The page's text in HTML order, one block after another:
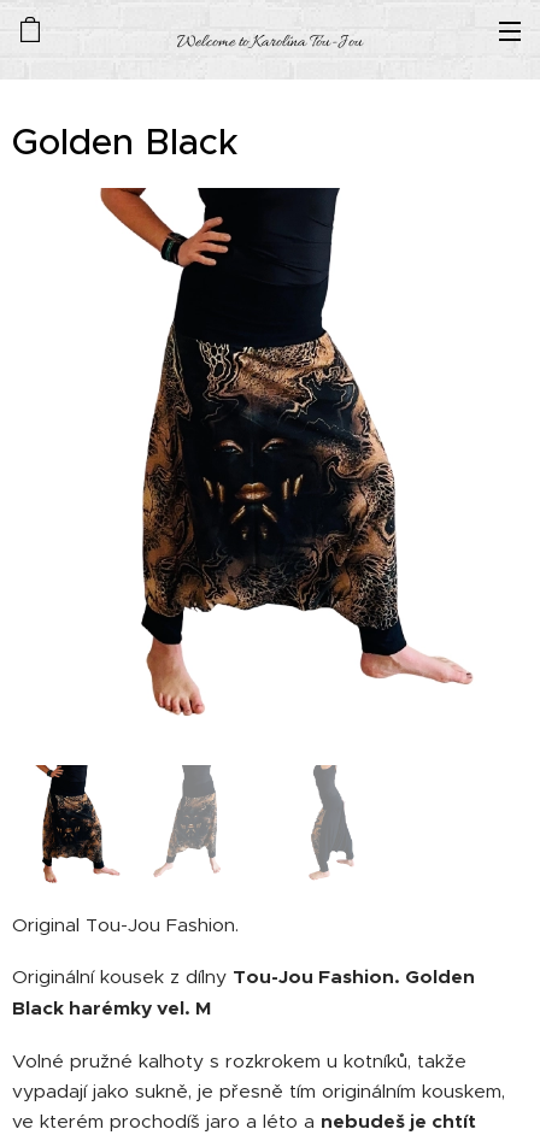
Welcome to Karolína Tou-Jou
Golden Black
Original Tou-Jou Fashion.
Originální kousek z dílny Tou-Jou Fashion. Golden
Black harémky vel. M
Volné pružné kalhoty s rozkrokem u kotníků, takže
vypadají jako sukně, je přesně tím originálním kouskem,
ve kterém prochodíš jaro a léto a nebudeš je chtít